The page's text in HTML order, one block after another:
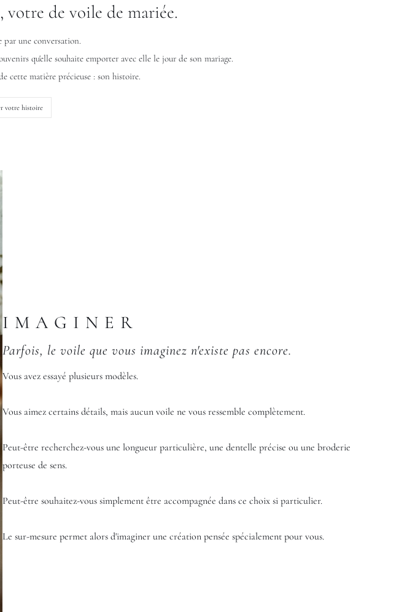
de voile de mariée.
par une conversation.
qu'elle souhaite emporter avec elle le jour de son mariage.
cette matière précieuse : son histoire.
votre histoire
IMAGINER
Parfois, le voile que vous imaginez n'existe pas encore.
Vous avez essayé plusieurs modèles.
Vous aimez certains détails, mais aucun voile ne vous ressemble complètement.
Peut-être recherchez-vous une longueur particulière, une dentelle précise ou une broderie
porteuse de sens.
Peut-être souhaitez-vous simplement être accompagnée dans ce choix si particulier.
Le sur-mesure permet alors d'imaginer une création pensée spécialement pour vous.